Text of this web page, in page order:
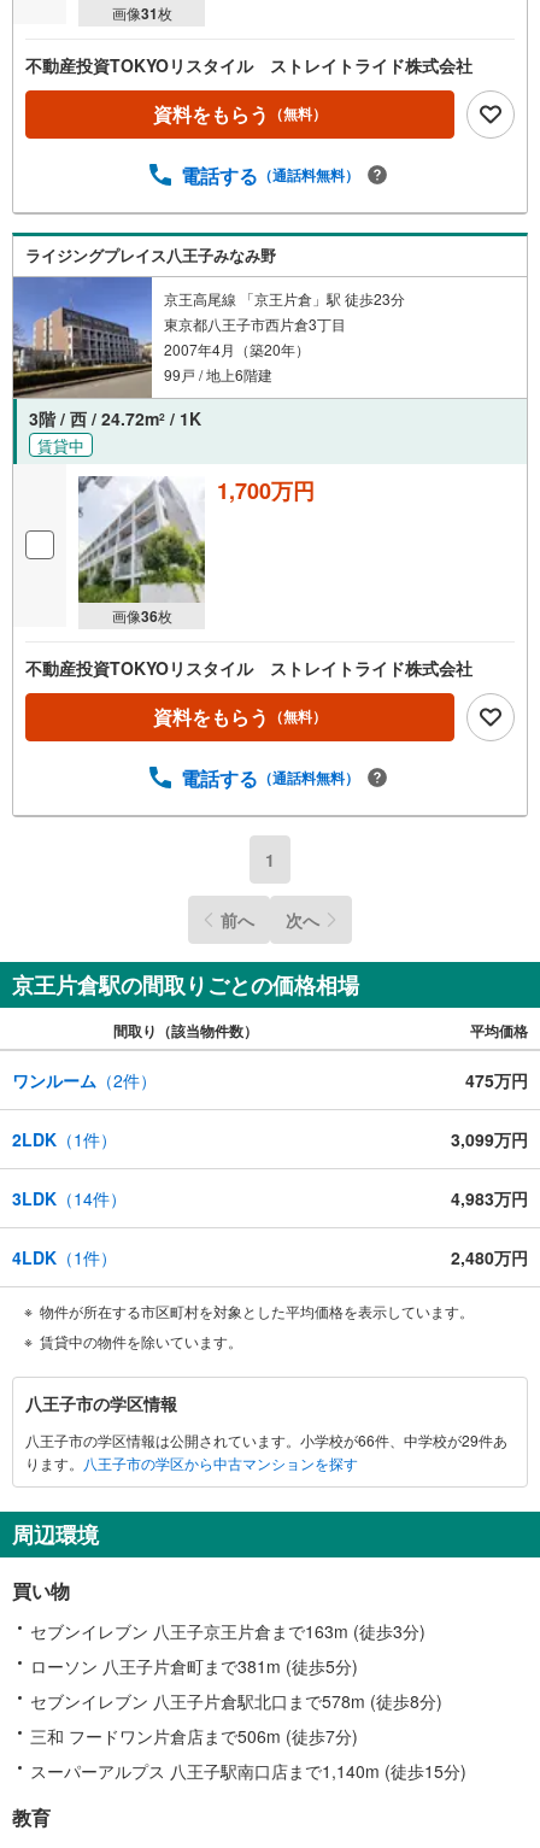
画像31枚
不動産投資TOKYOリスタイル ストレイトライド株式会社
資料をもらう （無料）
電話する （通話料無料）
ライジングプレイス八王子みなみ野
京王高尾線 「京王片倉」駅 徒歩23分
東京都八王子市西片倉3丁目
2007年4月（築20年）
99戸 / 地上6階建
3階 / 西 / 24.72m2 / 1K
賃貸中
画像36枚
1,700万円
不動産投資TOKYOリスタイル ストレイトライド株式会社
資料をもらう （無料）
電話する （通話料無料）
1
前へ 次へ
京王片倉駅の間取りごとの価格相場
間取り（該当物件数） 平均価格
ワンルーム （2件） 475万円
2LDK （1件） 3,099万円
3LDK （14件） 4,983万円
4LDK （1件） 2,480万円
物件が所在する市区町村を対象とした平均価格を表示しています。
賃貸中の物件を除いています。
八
王
子
市
関
す
情
報
八王子市の学区情報
八王子市の学区情報は公開されています。小学校が66件、中学校が29件あ
ります。
八王子市の学区から中古マンションを探す
周辺環境
買い物
セブンイレブン 八王子京王片倉まで163m (徒歩3分)
ローソン 八王子片倉町まで381m (徒歩5分)
セブンイレブン 八王子片倉駅北口まで578m (徒歩8分)
三和 フードワン片倉店まで506m (徒歩7分)
スーパーアルプス 八王子駅南口店まで1,140m (徒歩15分)
教育